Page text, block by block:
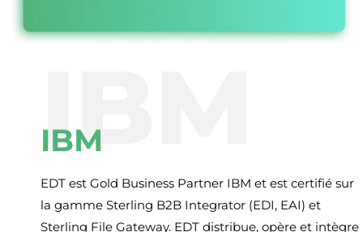
IBM
IBM
EDT est Gold Business Partner IBM et est certifié sur
la gamme Sterling B2B Integrator (EDI, EAI) et
Sterling File Gateway. EDT distribue, opère et intègre